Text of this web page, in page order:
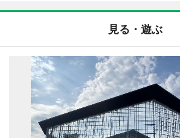
見る・遊ぶ